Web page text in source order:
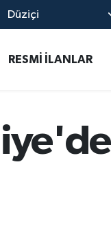
Düziçi
RESMİ İLANLAR